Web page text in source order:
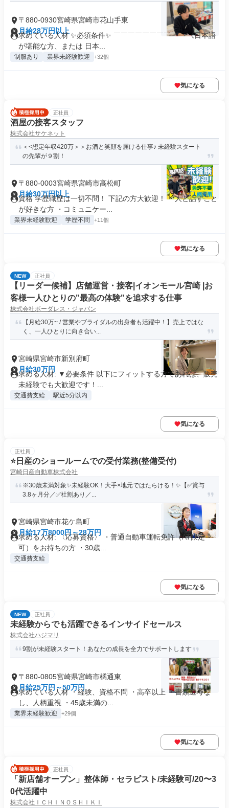
〒880-0930宮崎県宮崎市花山手東
月給28万円以上
求めている人材 ✨必須条件✨ ￣￣￣￣￣￣￣￣￣￣ 《日本語
が堪能な方、または 日本...
制服あり 業界未経験歓迎 +32個
気になる
正社員
酒屋の接客スタッフ
株式会社サケネット
＜<想定年収420万＞＞お酒と笑顔を届ける仕事♪ 未経験スタート
の先輩が９割！
〒880-0003宮崎県宮崎市高松町
月給30万円以上
資格 学歴職歴は一切不問！ 下記の方大歓迎！ ・人と話すこと
が好きな方 ・コミュニケー...
業界未経験歓迎 学歴不問 +11個
気になる
NEW 正社員
【リーダー候補】店舗運営・接客|イオンモール宮崎 |お
客様一人ひとりの"最高の体験"を追求する仕事
株式会社ボーダレス・ジャパン
【月給30万~ / 営業やブライダルの出身者も活躍中！】売上ではな
く、一人ひとりに向き合い...
宮崎県宮崎市新別府町
月給30万円
求める人材: ▼必要条件 以下にフィットする方であれば、販売
未経験でも大歓迎です！...
交通費支給 駅近5分以内
気になる
正社員
⭐️日産のショールームでの受付業務(整備受付)
宮崎日産自動車株式会社
※30歳未満対象✨未経験OK！大手×地元ではたらける！✨【✅賞与
3.8ヶ月分／✅社割あり／...
宮崎県宮崎市花ケ島町
月給17万8000円～28万円
求める人材: 〈応募資格〉 ・普通自動車運転免許（AT限定
可）をお持ちの方 ・30歳...
交通費支給
気になる
NEW 正社員
未経験からでも活躍できるインサイドセールス
株式会社ハジマリ
9割が未経験スタート！あなたの成長を全力でサポートします
〒880-0805宮崎県宮崎市橘通東
月給25万円～50万円
求めている人材 ・経験、資格不問 ・高卒以上 ・書類選考な
し、人柄重視 ・45歳未満の...
業界未経験歓迎 +29個
気になる
正社員
「新店舗オープン」整体師・セラピスト/未経験可/20〜3
0代活躍中
株式会社ＩＣＨＩＮＯＳＨＩＫＩ